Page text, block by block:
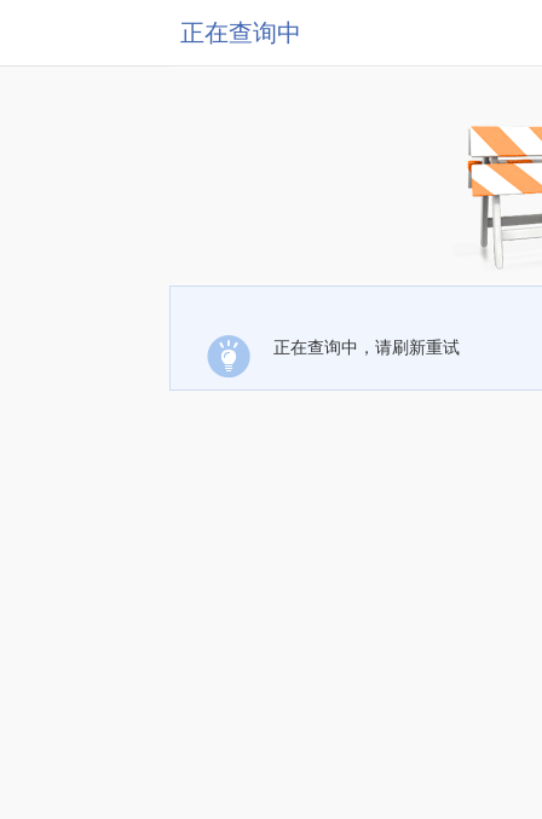
正在查询中
正在查询中，请刷新重试